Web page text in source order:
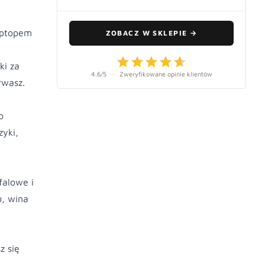
za
i
wina
się
ZOBACZ W SKLEPIE →
4.6/5 — Zweryfikowane opinie klientów